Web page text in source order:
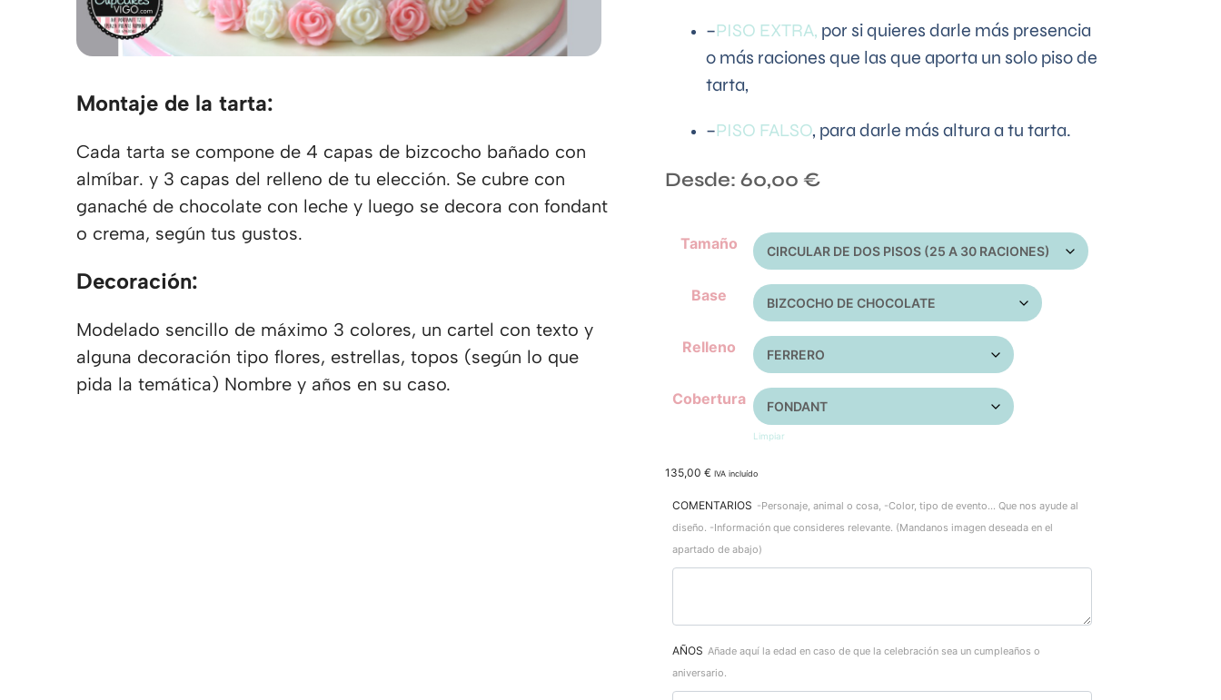
Montaje de la tarta:
Cada tarta se compone de 4 capas de bizcocho bañado con
almíbar. y 3 capas del relleno de tu elección. Se cubre con
ganaché de chocolate con leche y luego se decora con fondant
o crema, según tus gustos.
Decoración:
Modelado sencillo de máximo 3 colores, un cartel con texto y
alguna decoración tipo flores, estrellas, topos (según lo que
pida la temática) Nombre y años en su caso.
–PISO EXTRA, por si quieres darle más presencia
o más raciones que las que aporta un solo piso de
tarta,
–PISO FALSO, para darle más altura a tu tarta.
Desde: 60,00 €
Tamaño
Base
Relleno
Cobertura
Limpiar
135,00 € IVA incluído
COMENTARIOS -Personaje, animal o cosa, -Color, tipo de evento... Que nos ayude al
diseño. -Información que consideres relevante. (Mandanos imagen deseada en el
apartado de abajo)
AÑOS Añade aquí la edad en caso de que la celebración sea un cumpleaños o
aniversario.